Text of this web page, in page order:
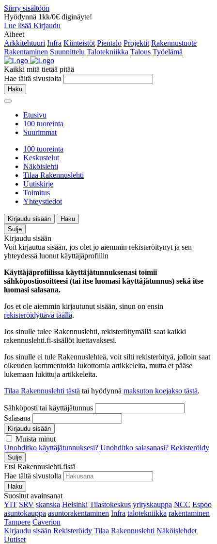
Siirry sisältöön
Hyödynnä 1kk/0€ diginäyte!
Lue lisää Kirjaudu
Aiheet
Arkkitehtuuri Infra Kiinteistöt Pientalo Projektit Rakennustuote
Rakentaminen Suunnittelu Talotekniikka Talous Työelämä
Kaikki mitä tietää pitää
Hae tältä sivustolta
Haku
Etusivu
100 tuoreinta
Suurimmat
100 tuoreinta
Keskustelut
Näköislehti
Tilaa Rakennuslehti
Uutiskirje
Toimitus
Yhteystiedot
Kirjaudu sisään
Haku
Sulje
Kirjaudu sisään
Voit kirjautua sisään, jos olet jo aiemmin rekisteröitynyt ja sen
yhteydessä luonut käyttäjäprofiilin
Käyttäjäprofiilissa käyttäjätunnuksenasi toimii
sähköpostiosoitteesi (tai itse luomasi käyttäjätunnus) sekä itse
luomasi salasana.
Jos et ole aiemmin kirjautunut sisään, sinun on ensin
rekisteröidyttävä täällä.
Jos sinulle tulee Rakennuslehti, rekisteröitymällä saat kaikki
rakennuslehti.fi-sisällöt luettavaksesi.
Jos sinulle ei tule Rakennuslehteä, voit silti rekisteröityä, jolloin saat
oikeuden kommentoida lukottomia artikkeleita, mutta et pääse
lukemaan lukittuja artikkeleita.
Tilaa Rakennuslehti tästä tai hyödynnä maksuton koejakso tästä.
Sähköposti tai käyttäjätunnus
Salasana
Kirjaudu sisään
Muista minut
Unohditko käyttäjätunnuksesi? Unohditko salasanasi? Rekisteröidy
Sulje
Etsi Rakennuslehti.fistä
Hae tältä sivustolta
Haku
Suositut avainsanat
YIT SRV skanska Helsinki Tilastokeskus yrityskauppa NCC Espoo
asuntokauppa asuntorakentaminen Infra talotekniikka rakentaminen
Tampere Caverion
Kirjaudu sisään Rekisteröidy Tilaa Rakennuslehti Näköislehdet
Uutiset